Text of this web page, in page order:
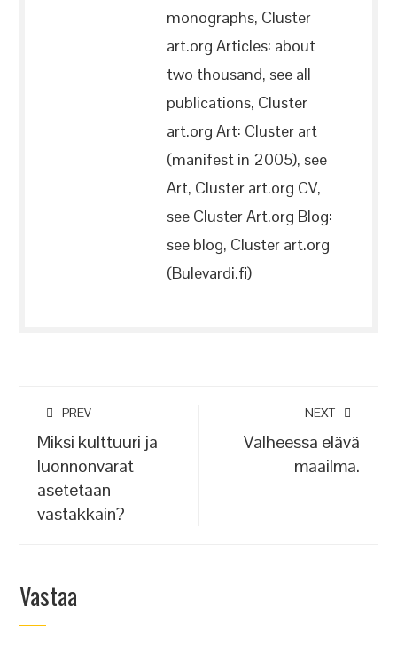
monographs, Cluster
art.org Articles: about
two thousand, see all
publications, Cluster
art.org Art: Cluster art
(manifest in 2005), see
Art, Cluster art.org CV,
see Cluster Art.org Blog:
see blog, Cluster art.org
(Bulevardi.fi)
PREV
Miksi kulttuuri ja
luonnonvarat
asetetaan
vastakkain?
NEXT
Valheessa elävä
maailma.
Vastaa